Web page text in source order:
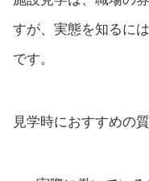
すが、実態を知るには
です。
見学時におすすめの